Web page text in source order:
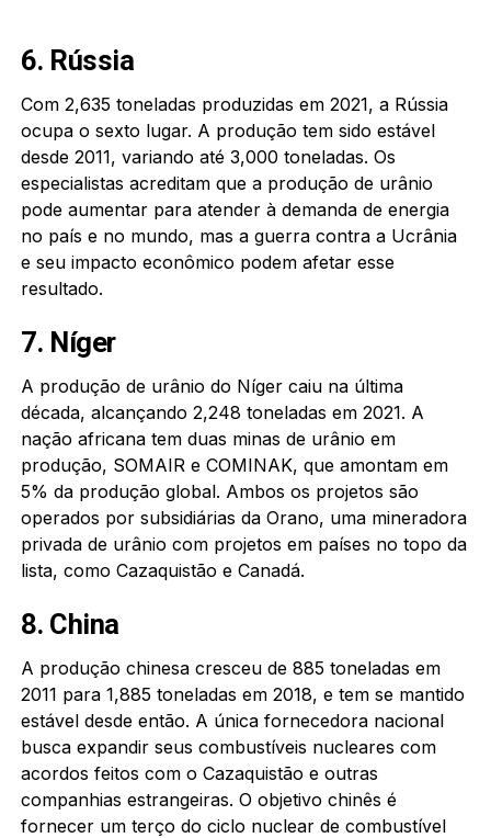
6. Rússia
Com 2,635 toneladas produzidas em 2021, a Rússia
ocupa o sexto lugar. A produção tem sido estável
desde 2011, variando até 3,000 toneladas. Os
especialistas acreditam que a produção de urânio
pode aumentar para atender à demanda de energia
no país e no mundo, mas a guerra contra a Ucrânia
e seu impacto econômico podem afetar esse
resultado.
7. Níger
A produção de urânio do Níger caiu na última
década, alcançando 2,248 toneladas em 2021. A
nação africana tem duas minas de urânio em
produção, SOMAIR e COMINAK, que amontam em
5% da produção global. Ambos os projetos são
operados por subsidiárias da Orano, uma mineradora
privada de urânio com projetos em países no topo da
lista, como Cazaquistão e Canadá.
8. China
A produção chinesa cresceu de 885 toneladas em
2011 para 1,885 toneladas em 2018, e tem se mantido
estável desde então. A única fornecedora nacional
busca expandir seus combustíveis nucleares com
acordos feitos com o Cazaquistão e outras
companhias estrangeiras. O objetivo chinês é
fornecer um terço do ciclo nuclear de combustível